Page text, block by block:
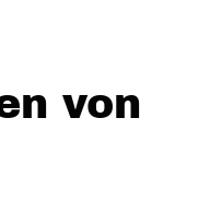
von